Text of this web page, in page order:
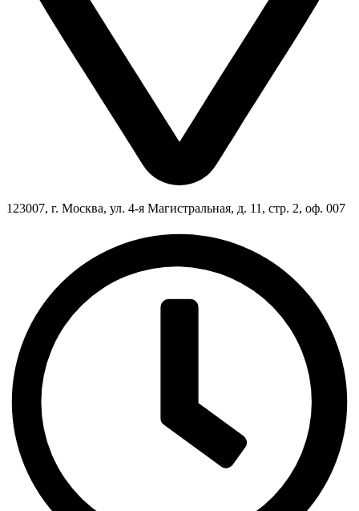
123007, г. Москва, ул. 4-я Магистральная, д. 11, стр. 2, оф. 007